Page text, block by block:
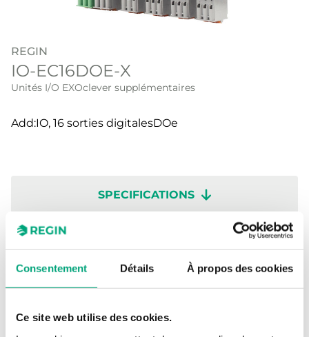
Consentement Détails À propos des cookies
Ce site web utilise des cookies.
REGIN
IO-EC16DOE-X
Unités I/O EXOclever supplémentaires
Add:IO, 16 sorties digitalesDOe
SPECIFICATIONS
SOFTWARE & DOCUMENTATION
Specifications